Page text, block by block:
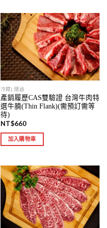
冷藏| 燉滷
產銷履歷CAS雙驗證 台灣牛肉特
選牛腩(Thin Flank)(需預訂需等
待)
NT$660
加入購物車